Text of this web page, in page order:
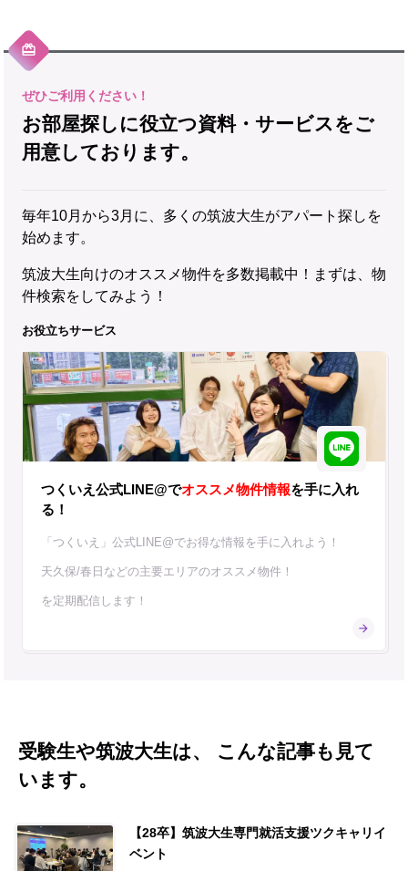
お部屋探しに役立つ資料・サービスをご
用意しております。
毎年10月から3月に、多くの筑波大生がアパート探しを
始めます。
筑波大生向けのオススメ物件を多数掲載中！まずは、物
件検索をしてみよう！
お役立ちサービス
つくいえ公式LINE@でオススメ物件情報を手に入れ
る！
「つくいえ」公式LINE@でお得な情報を手に入れよう！
天久保/春日などの主要エリアのオススメ物件！
を定期配信します！
受験生や筑波大生は、 こんな記事も見て
います。
【28卒】筑波大生専門就活支援ツクキャリイ
ベント